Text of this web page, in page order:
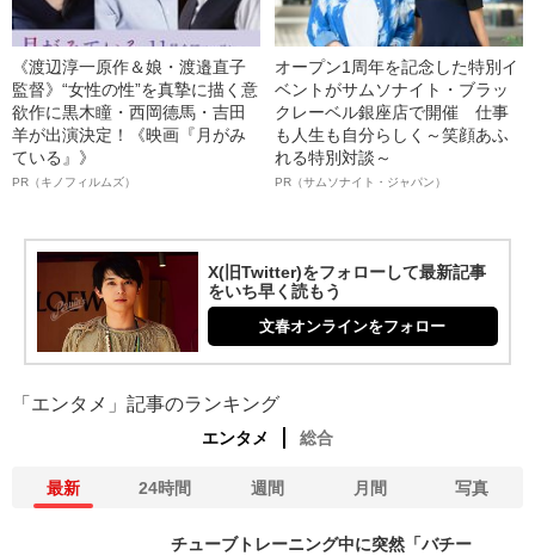
《渡辺淳一原作＆娘・渡邉直子
監督》“女性の性”を真摯に描く意
欲作に黒木瞳・西岡德馬・吉田
羊が出演決定！《映画『月がみ
ている』》
PR（キノフィルムズ）
オープン1周年を記念した特別イ
ベントがサムソナイト・ブラッ
クレーベル銀座店で開催 仕事
も人生も自分らしく～笑顔あふ
れる特別対談～
PR（サムソナイト・ジャパン）
X(旧Twitter)をフォローして最新記事
をいち早く読もう
文春オンラインをフォロー
「エンタメ」記事のランキング
エンタメ 総合
最新 24時間 週間 月間 写真
チューブトレーニング中に突然「バチー